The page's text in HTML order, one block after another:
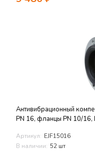
Антивибрационный
PN 16, фланцы PN 10/16,
Артикул: EJF15016
В наличии: 52 шт